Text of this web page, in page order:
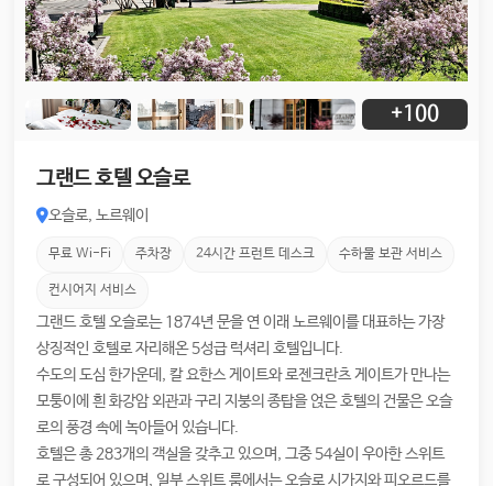
+100
그랜드 호텔 오슬로
오슬로, 노르웨이
무료 Wi-Fi 주차장 24시간 프런트 데스크 수하물 보관 서비스
컨시어지 서비스
그랜드 호텔 오슬로는 1874년 문을 연 이래 노르웨이를 대표하는 가장
상징적인 호텔로 자리해온 5성급 럭셔리 호텔입니다.
수도의 도심 한가운데, 칼 요한스 게이트와 로젠크란츠 게이트가 만나는
모퉁이에 흰 화강암 외관과 구리 지붕의 종탑을 얹은 호텔의 건물은 오슬
로의 풍경 속에 녹아들어 있습니다.
호텔은 총 283개의 객실을 갖추고 있으며, 그중 54실이 우아한 스위트
로 구성되어 있으며, 일부 스위트 룸에서는 오슬로 시가지와 피오르드를